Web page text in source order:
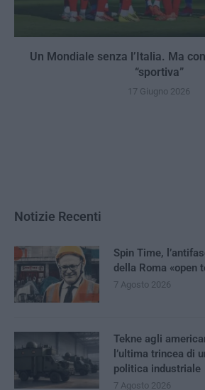
Un Mondiale senza l’Italia. Ma
“sportiva”
17 Giugno 2026
Notizie Recenti
Spin Time,
della Roma «open
7 Agosto 2026
Tekne agli
l’ultima trincea di
politica industriale
7 Agosto 2026